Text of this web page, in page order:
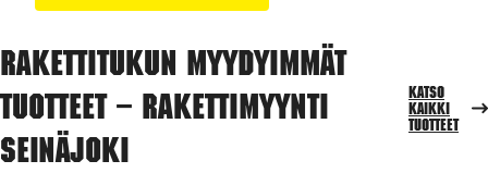
Rakettitukun myydyimmät
tuotteet – Rakettimyynti
Seinäjoki
Katso
kaikki
tuotteet